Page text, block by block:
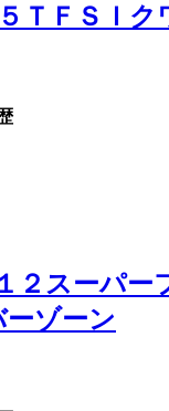
ＴＦＳＩ
２スーパ
ゾーン